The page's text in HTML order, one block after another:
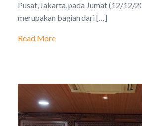
Pusat, Jakarta, pada Jum’at (12/12/
merupakan bagian dari […]
Read More